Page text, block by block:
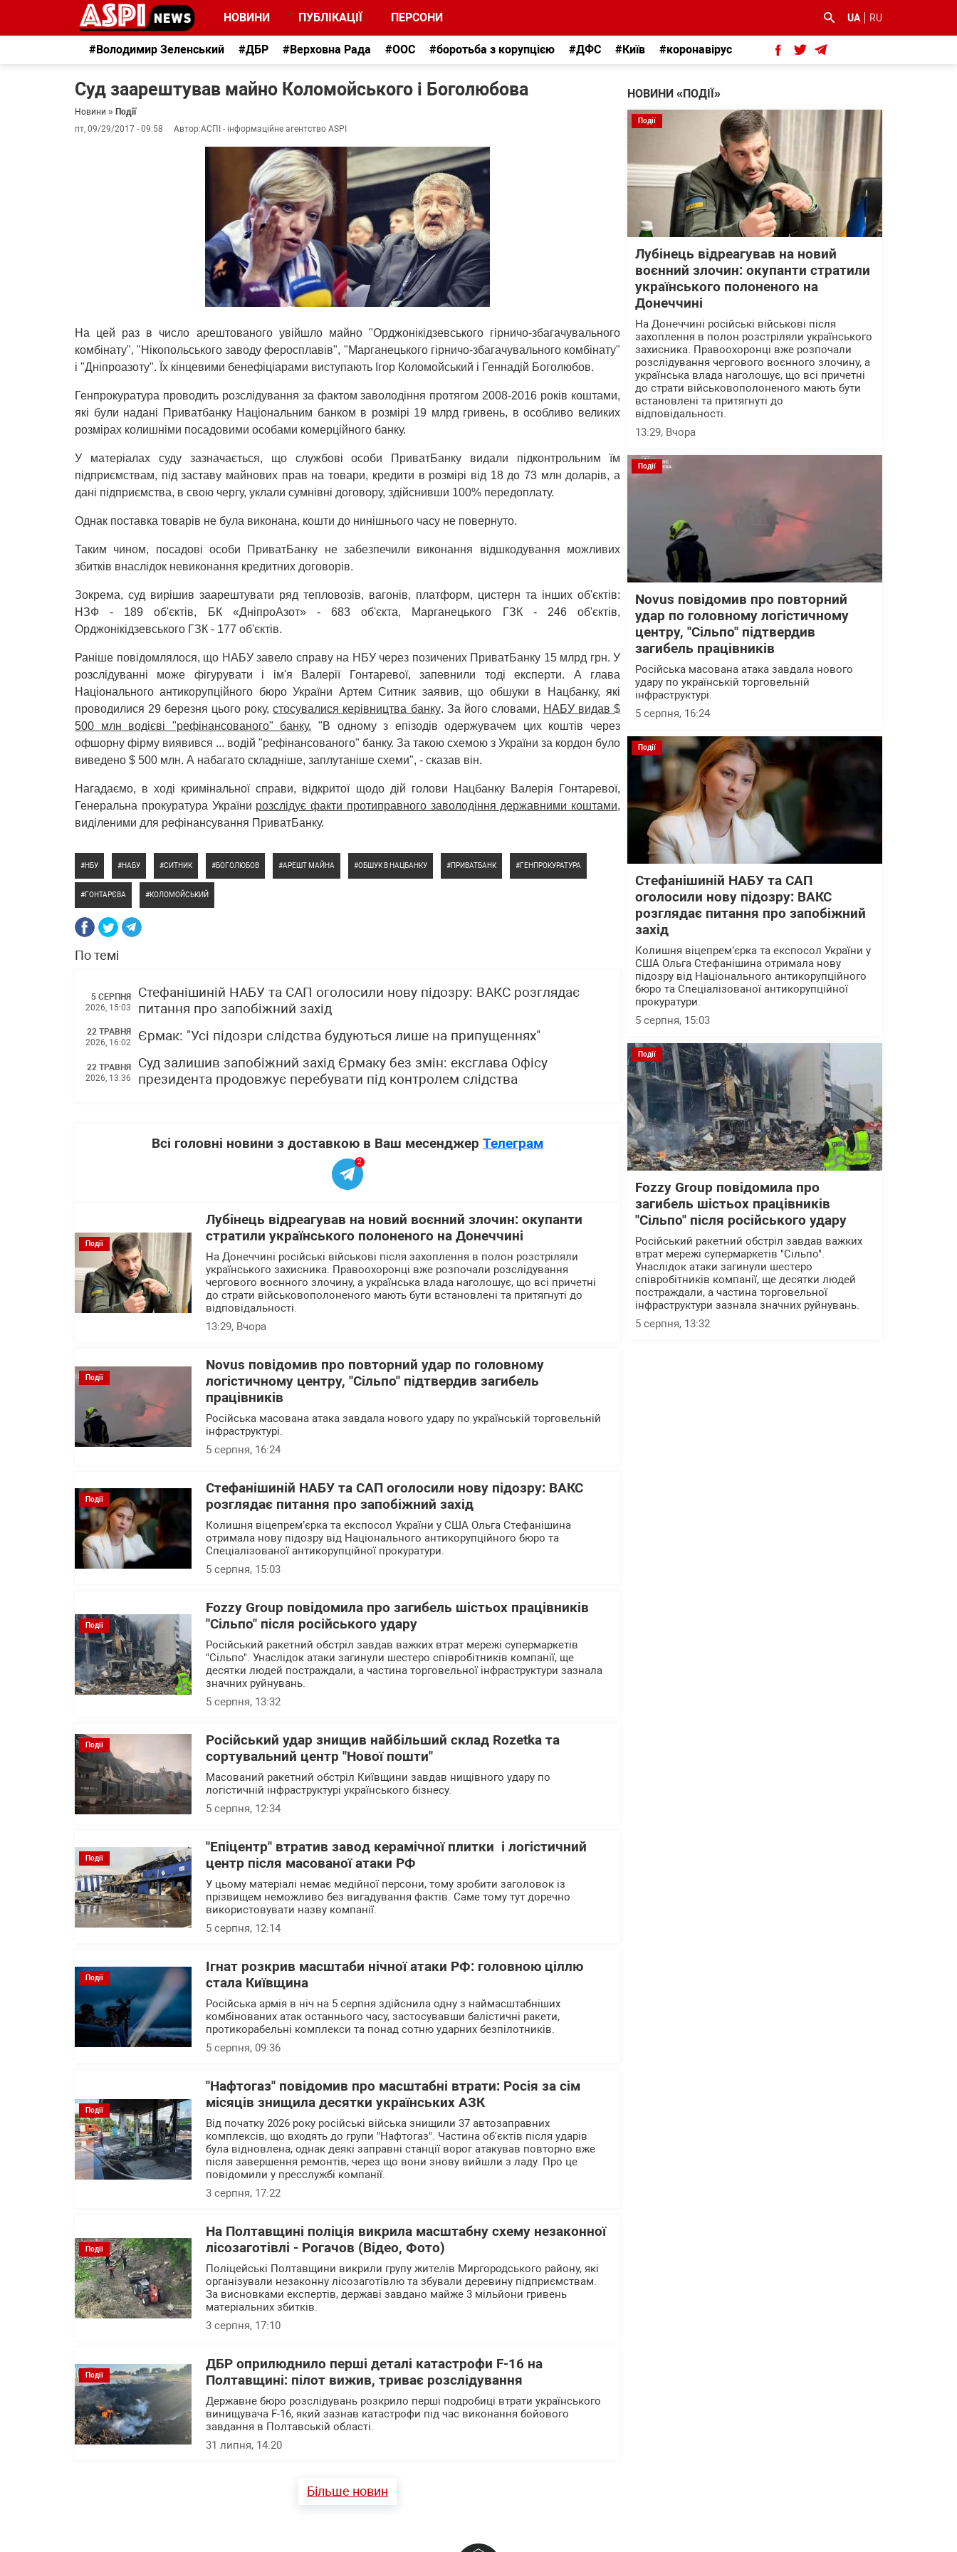
НОВИНИ ПУБЛІКАЦІЇ ПЕРСОНИ UA RU
#Володимир Зеленський #ДБР #Верховна Рада #ООС #боротьба з корупцією #ДФС #Київ #коронавірус
Суд заарештував майно Коломойського і Боголюбова
Новини » Події
пт, 09/29/2017 - 09:58
Автор:АСПІ - інформаційне агентство ASPI
На цей раз в число арештованого увійшло майно "Орджонікідзевського гірничо-збагачувального
комбінату", "Нікопольського заводу феросплавів", "Марганецького гірничо-збагачувального комбінату"
і "Дніпроазоту". Їх кінцевими бенефіціарами виступають Ігор Коломойський і Геннадій Боголюбов.
Генпрокуратура проводить розслідування за фактом заволодіння протягом 2008-2016 років коштами,
які були надані Приватбанку Національним банком в розмірі 19 млрд гривень, в особливо великих
розмірах колишніми посадовими особами комерційного банку.
У матеріалах суду зазначається, що службові особи ПриватБанку видали підконтрольним їм
підприємствам, під заставу майнових прав на товари, кредити в розмірі від 18 до 73 млн доларів, а
дані підприємства, в свою чергу, уклали сумнівні договору, здійснивши 100% передоплату.
Однак поставка товарів не була виконана, кошти до нинішнього часу не повернуто.
Таким чином, посадові особи ПриватБанку не забезпечили виконання відшкодування можливих
збитків внаслідок невиконання кредитних договорів.
Зокрема, суд вирішив заарештувати ряд тепловозів, вагонів, платформ, цистерн та інших об'єктів:
НЗФ - 189 об'єктів, БК «ДніпроАзот» - 683 об'єкта, Марганецького ГЗК - 246 об'єктів,
Орджонікідзевського ГЗК - 177 об'єктів.
Раніше повідомлялося, що НАБУ завело справу на НБУ через позичених ПриватБанку 15 млрд грн. У
розслідуванні може фігурувати і ім'я Валерії Гонтаревої, запевнили тоді експерти. А глава
Національного антикорупційного бюро України Артем Ситник заявив, що обшуки в Нацбанку, які
проводилися 29 березня цього року,стосувалися керівництва банку. За його словами, НАБУ видав $
500 млн водієві "рефінансованого" банку. "В одному з епізодів одержувачем цих коштів через
офшорну фірму виявився ... водій "рефінансованого" банку. За такою схемою з України за кордон було
виведено $ 500 млн. А набагато складніше, заплутаніше схеми", - сказав він.
Нагадаємо, в ході кримінальної справи, відкритої щодо дій голови Нацбанку Валерія Гонтаревої,
Генеральна прокуратура України розслідує факти протиправного заволодіння державними коштами,
виділеними для рефінансування ПриватБанку.
НБУ НАБУ СИТНИК БОГОЛЮБОВ АРЕШТ МАЙНА ОБШУК В НАЦБАНКУ ПРИВАТБАНК ГЕНПРОКУРАТУРА
ГОНТАРЄВА КОЛОМОЙСЬКИЙ
По темі
5 СЕРПНЯ
2026, 15:03
Стефанішиній НАБУ та САП оголосили нову підозру: ВАКС розглядає
питання про запобіжний захід
22 ТРАВНЯ
2026, 16:02
Єрмак: "Усі підозри слідства будуються лише на припущеннях"
22 ТРАВНЯ
2026, 13:36
Суд залишив запобіжний захід Єрмаку без змін: ексглава Офісу
президента продовжує перебувати під контролем слідства
Всі головні новини з доставкою в Ваш месенджер Телеграм
2
Події
Лубінець відреагував на новий воєнний злочин: окупанти
стратили українського полоненого на Донеччині
На Донеччині російські військові після захоплення в полон розстріляли
українського захисника. Правоохоронці вже розпочали розслідування
чергового воєнного злочину, а українська влада наголошує, що всі причетні
до страти військовополоненого мають бути встановлені та притягнуті до
відповідальності.
13:29, Вчора
Події
Novus повідомив про повторний удар по головному
логістичному центру, "Сільпо" підтвердив загибель
працівників
Російська масована атака завдала нового удару по українській торговельній
інфраструктурі.
5 серпня, 16:24
Події
Стефанішиній НАБУ та САП оголосили нову підозру: ВАКС
розглядає питання про запобіжний захід
Колишня віцепрем’єрка та експосол України у США Ольга Стефанішина
отримала нову підозру від Національного антикорупційного бюро та
Спеціалізованої антикорупційної прокуратури.
5 серпня, 15:03
Події
Fozzy Group повідомила про загибель шістьох працівників
"Сільпо" після російського удару
Російський ракетний обстріл завдав важких втрат мережі супермаркетів
"Сільпо". Унаслідок атаки загинули шестеро співробітників компанії, ще
десятки людей постраждали, а частина торговельної інфраструктури зазнала
значних руйнувань.
5 серпня, 13:32
Події
Російський удар знищив найбільший склад Rozetka та
сортувальний центр "Нової пошти"
Масований ракетний обстріл Київщини завдав нищівного удару по
логістичній інфраструктурі українського бізнесу.
5 серпня, 12:34
Події
"Епіцентр" втратив завод керамічної плитки і логістичний
центр після масованої атаки РФ
У цьому матеріалі немає медійної персони, тому зробити заголовок із
прізвищем неможливо без вигадування фактів. Саме тому тут доречно
використовувати назву компанії.
5 серпня, 12:14
Події
Ігнат розкрив масштаби нічної атаки РФ: головною ціллю
стала Київщина
Російська армія в ніч на 5 серпня здійснила одну з наймасштабніших
комбінованих атак останнього часу, застосувавши балістичні ракети,
протикорабельні комплекси та понад сотню ударних безпілотників.
5 серпня, 09:36
Події
"Нафтогаз" повідомив про масштабні втрати: Росія за сім
місяців знищила десятки українських АЗК
Від початку 2026 року російські війська знищили 37 автозаправних
комплексів, що входять до групи "Нафтогаз". Частина об'єктів після ударів
була відновлена, однак деякі заправні станції ворог атакував повторно вже
після завершення ремонтів, через що вони знову вийшли з ладу. Про це
повідомили у пресслужбі компанії.
3 серпня, 17:22
Події
На Полтавщині поліція викрила масштабну схему незаконної
лісозаготівлі - Рогачов (Відео, Фото)
Поліцейські Полтавщини викрили групу жителів Миргородського району, які
організували незаконну лісозаготівлю та збували деревину підприємствам.
За висновками експертів, державі завдано майже 3 мільйони гривень
матеріальних збитків.
3 серпня, 17:10
Події
ДБР оприлюднило перші деталі катастрофи F-16 на
Полтавщині: пілот вижив, триває розслідування
Державне бюро розслідувань розкрило перші подробиці втрати українського
винищувача F-16, який зазнав катастрофи під час виконання бойового
завдання в Полтавській області.
31 липня, 14:20
Більше новин
НОВИНИ «ПОДІЇ»
Події
Лубінець відреагував на новий
воєнний злочин: окупанти стратили
українського полоненого на
Донеччині
На Донеччині російські військові після
захоплення в полон розстріляли українського
захисника. Правоохоронці вже розпочали
розслідування чергового воєнного злочину, а
українська влада наголошує, що всі причетні
до страти військовополоненого мають бути
встановлені та притягнуті до
відповідальності.
13:29, Вчора
Події
Novus повідомив про повторний
удар по головному логістичному
центру, "Сільпо" підтвердив
загибель працівників
Російська масована атака завдала нового
удару по українській торговельній
інфраструктурі.
5 серпня, 16:24
Події
Стефанішиній НАБУ та САП
оголосили нову підозру: ВАКС
розглядає питання про запобіжний
захід
Колишня віцепрем’єрка та експосол України у
США Ольга Стефанішина отримала нову
підозру від Національного антикорупційного
бюро та Спеціалізованої антикорупційної
прокуратури.
5 серпня, 15:03
Події
Fozzy Group повідомила про
загибель шістьох працівників
"Сільпо" після російського удару
Російський ракетний обстріл завдав важких
втрат мережі супермаркетів "Сільпо".
Унаслідок атаки загинули шестеро
співробітників компанії, ще десятки людей
постраждали, а частина торговельної
інфраструктури зазнала значних руйнувань.
5 серпня, 13:32